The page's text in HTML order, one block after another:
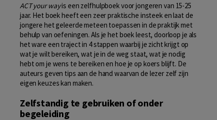
ACT your wayis een zelfhulpboek voor jongeren van 15-25
jaar. Het boekheeft een zeer praktische insteek en laat de
jongere het geleerde meteen toepassen in de praktijk met
behulp van oefeningen. Als je het boek leest, doorloop je als
het ware een traject in 4 stappen waarbij je zicht krijgt op
wat je wilt bereiken, wat je in de weg staat, wat je nodig
hebt om je wens te bereiken en hoe je op koers blijft. De
auteurs geven tips aan de hand waarvan de lezer zelf zijn
eigen keuzes kan maken.
Zelfstandig te gebruiken of onder
begeleiding